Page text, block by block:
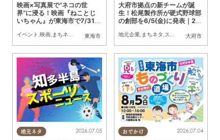
東海市
映画×写真展で“ネコの世
界”に浸る！映画『ねことじ
いちゃん』が東海市で7/31
たまる広告
イベント ,映画, まちネタ ちたまる広告 ペット 大府市
大府市拠点の新チームが誕
生！松尾製作所が硬式野球部
の創部を6/5(金)に発表｜20
地元企業, まちネタ ,スポーツ ,KURUTOHP
地元ネタ 2026.07.05 おでかけ 2026.07.04